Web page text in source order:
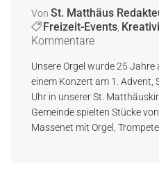
Von St. Matthäus
Freizeit-Events,
Kommentare
Unsere Orgel wurde 25
einem Konzert am 1. Advent,
Uhr in unserer St.
Gemeinde spielten Stücke
Massenet mit Orgel,